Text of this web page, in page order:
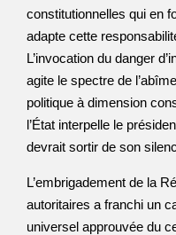
constitutionnelles qui en
adapte cette
L’invocation du danger
agite le spectre de
politique à dimension
l’État interpelle le
devrait sortir de son
L’embrigadement de la
autoritaires a franchi un
universel approuvée du